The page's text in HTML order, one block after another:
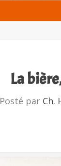
La
Posté par Ch.